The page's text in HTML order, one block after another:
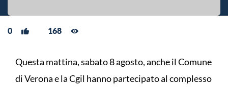
0 168
Questa mattina, sabato 8 agosto, anche il Comune
di Verona e la Cgil hanno partecipato al complesso